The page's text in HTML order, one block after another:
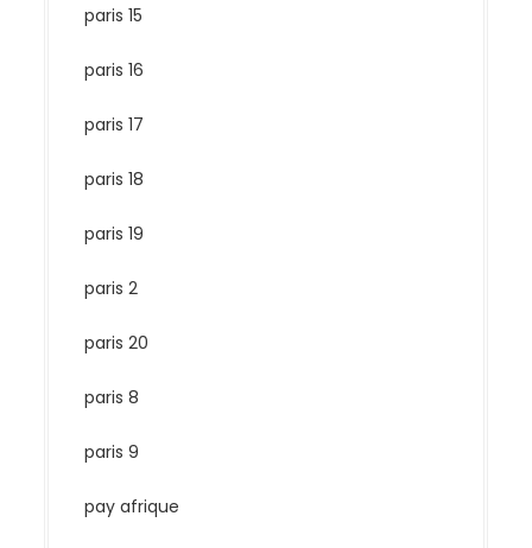
paris 15
paris 16
paris 17
paris 18
paris 19
paris 2
paris 20
paris 8
paris 9
pay afrique